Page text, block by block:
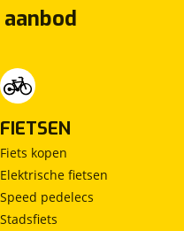
FIETSEN
Fiets kopen
Elektrische fietsen
Speed pedelecs
Stadsfiets